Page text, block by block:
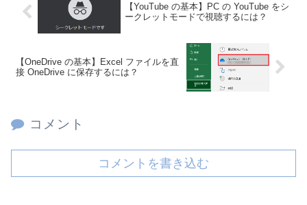
【YouTube の基本】PC の YouTube をシ
ークレットモードで視聴するには？
【OneDrive の基本】Excel ファイルを直
接 OneDrive に保存するには？
コメント
コメントを書き込む